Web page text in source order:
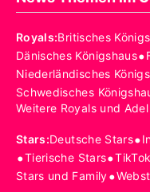
Royals:Britisches
Dänisches Königshaus•
Niederländisches
Schwedisches
Weitere Royals und Adel
Stars:Deutsche Stars•
•Tierische Stars•
Stars und Family•